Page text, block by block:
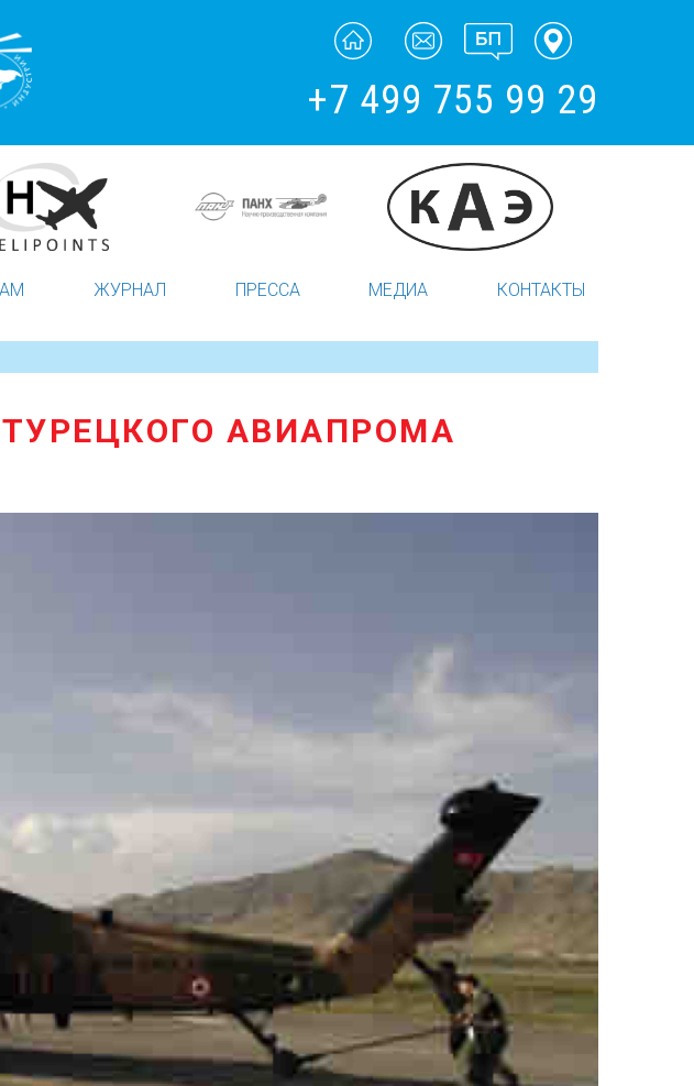
+7 499 755 99 29
ЖУРНАЛ ПРЕССА МЕДИА КОНТАКТЫ
ТУРЕЦКОГО АВИАПРОМА